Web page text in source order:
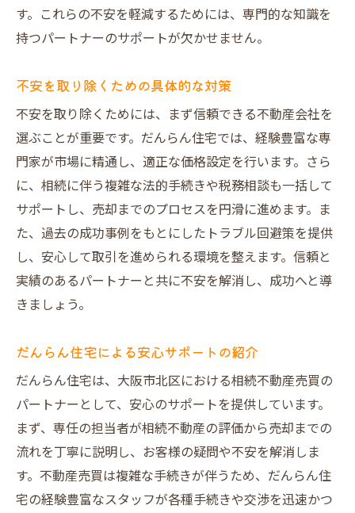
す。これらの不安を軽減するためには、専門的な知識を
持つパートナーのサポートが欠かせません。
不安を取り除くための具体的な対策
不安を取り除くためには、まず信頼できる不動産会社を
選ぶことが重要です。だんらん住宅では、経験豊富な専
門家が市場に精通し、適正な価格設定を行います。さら
に、相続に伴う複雑な法的手続きや税務相談も一括して
サポートし、売却までのプロセスを円滑に進めます。ま
た、過去の成功事例をもとにしたトラブル回避策を提供
し、安心して取引を進められる環境を整えます。信頼と
実績のあるパートナーと共に不安を解消し、成功へと導
きましょう。
だんらん住宅による安心サポートの紹介
だんらん住宅は、大阪市北区における相続不動産売買の
パートナーとして、安心のサポートを提供しています。
まず、専任の担当者が相続不動産の評価から売却までの
流れを丁寧に説明し、お客様の疑問や不安を解消しま
す。不動産売買は複雑な手続きが伴うため、だんらん住
宅の経験豊富なスタッフが各種手続きや交渉を迅速かつ